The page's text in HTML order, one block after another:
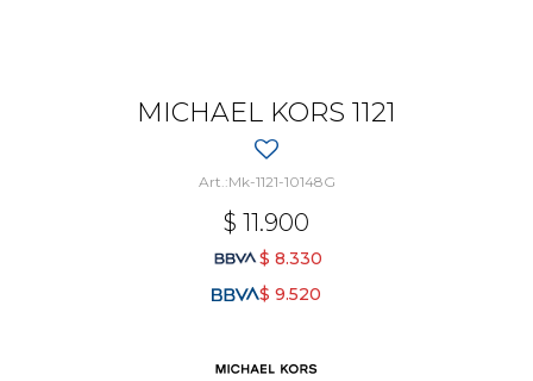
MICHAEL KORS 1121
Mk-1121-10148G
$ 11.900
$ 8.330
$ 9.520